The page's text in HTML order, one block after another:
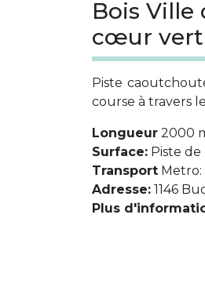
Bois Ville
cœur vert
Piste
course à travers
Longueur 2000
Surface: Piste
Transport Metro:
Adresse: 1146
Plus